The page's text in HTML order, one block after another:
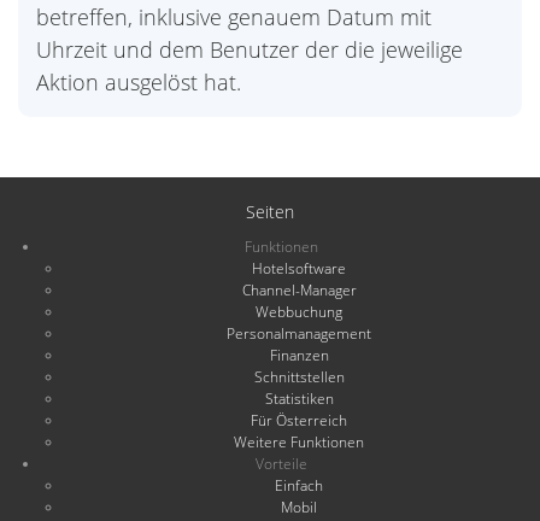
betreffen, inklusive genauem Datum mit
Uhrzeit und dem Benutzer der die jeweilige
Aktion ausgelöst hat.
Seiten
Funktionen
Hotelsoftware
Channel-Manager
Webbuchung
Personalmanagement
Finanzen
Schnittstellen
Statistiken
Für Österreich
Weitere Funktionen
Vorteile
Einfach
Mobil